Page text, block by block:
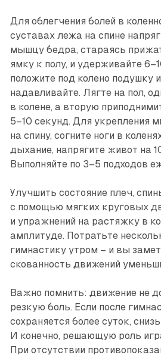
Для облегчения болей в
суставах лежа на спине
мышцу бедра, стараясь
ямку к полу, и удерживайте
положите под колено подушку
надавливайте. Лягте на пол,
в колене, а вторую
5–10 секунд. Для укрепления
на спину, согните ноги в
дыхание, напрягите живот на
Выполняйте по 3–5 подходов
Улучшить состояние плеч,
с помощью мягких круговых
и упражнений на растяжку в
амплитуде. Потратьте
гимнастику утром – и вы
скованность движений
Важно помнить: движение не
резкую боль. Если после
сохраняется более суток,
И конечно, решающую роль
При отсутствии